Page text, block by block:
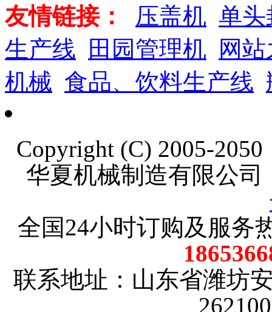
友情链接： 压盖机 单头
生产线
田园管理机
网
机械 食品、饮料生产线
Copyright (C) 2005-
华夏机械制造有限公
全国24小时订购及服务
联系地址：山东省潍坊